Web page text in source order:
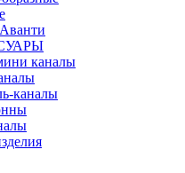
каналы
каналы